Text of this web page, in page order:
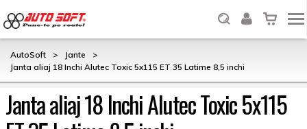
AutoSoft > Jante
>
Janta aliaj 18 Inchi Alutec Toxic 5x115 ET 35 Latime 8,5 inchi
Janta aliaj 18 Inchi Alutec Toxic 5x115